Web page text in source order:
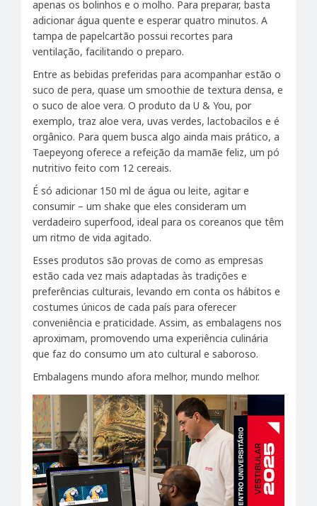
apenas os bolinhos e o molho. Para preparar, basta
adicionar água quente e esperar quatro minutos. A
tampa de papelcartão possui recortes para
ventilação, facilitando o preparo.
Entre as bebidas preferidas para acompanhar estão o
suco de pera, quase um smoothie de textura densa, e
o suco de aloe vera. O produto da U & You, por
exemplo, traz aloe vera, uvas verdes, lactobacilos e é
orgânico. Para quem busca algo ainda mais prático, a
Taepeyong oferece a refeição da mamãe feliz, um pó
nutritivo feito com 12 cereais.
É só adicionar 150 ml de água ou leite, agitar e
consumir – um shake que eles consideram um
verdadeiro superfood, ideal para os coreanos que têm
um ritmo de vida agitado.
Esses produtos são provas de como as empresas
estão cada vez mais adaptadas às tradições e
preferências culturais, levando em conta os hábitos e
costumes únicos de cada país para oferecer
conveniência e praticidade. Assim, as embalagens nos
aproximam, promovendo uma experiência culinária
que faz do consumo um ato cultural e saboroso.
Embalagens mundo afora melhor, mundo melhor.